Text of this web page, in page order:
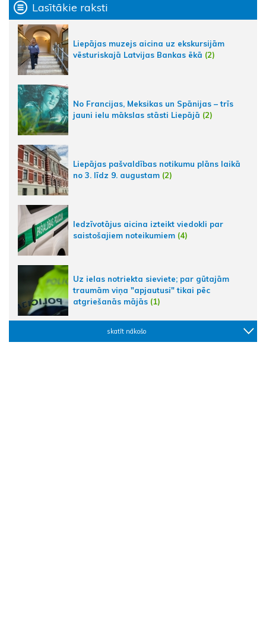
Lasītākie raksti
Liepājas muzejs aicina uz ekskursijām
vēsturiskajā Latvijas Bankas ēkā (2)
No Francijas, Meksikas un Spānijas – trīs
jauni ielu mākslas stāsti Liepājā (2)
Liepājas pašvaldības notikumu plāns laikā
no 3. līdz 9. augustam (2)
Iedzīvotājus aicina izteikt viedokli par
saistošajiem noteikumiem (4)
Uz ielas notriekta sieviete; par gūtajām
traumām viņa "apjautusi" tikai pēc
atgriešanās mājās (1)
skatīt nākošo